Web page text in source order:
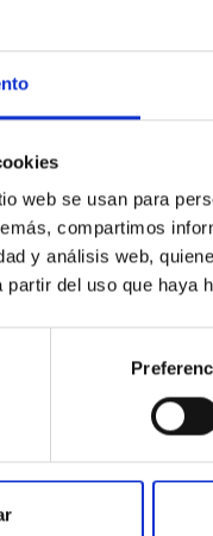
web se usan para
compartimos
y análisis web,
partir del uso que haya
IAC